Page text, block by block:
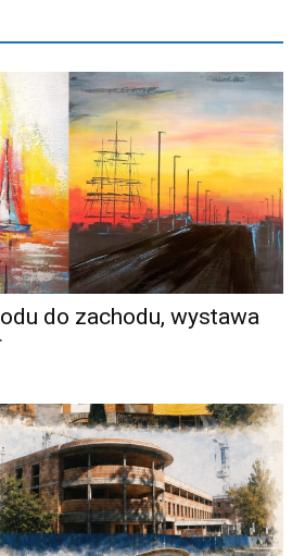
do zachodu, wystawa